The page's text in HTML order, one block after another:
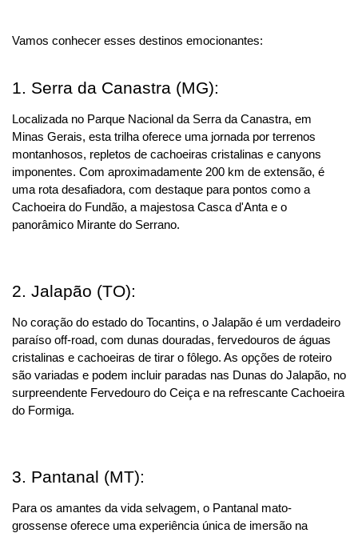
Vamos conhecer esses destinos emocionantes:
1. Serra da Canastra (MG):
Localizada no Parque Nacional da Serra da Canastra, em
Minas Gerais, esta trilha oferece uma jornada por terrenos
montanhosos, repletos de cachoeiras cristalinas e canyons
imponentes. Com aproximadamente 200 km de extensão, é
uma rota desafiadora, com destaque para pontos como a
Cachoeira do Fundão, a majestosa Casca d'Anta e o
panorâmico Mirante do Serrano.
2. Jalapão (TO):
No coração do estado do Tocantins, o Jalapão é um verdadeiro
paraíso off-road, com dunas douradas, fervedouros de águas
cristalinas e cachoeiras de tirar o fôlego. As opções de roteiro
são variadas e podem incluir paradas nas Dunas do Jalapão, no
surpreendente Fervedouro do Ceiça e na refrescante Cachoeira
do Formiga.
3. Pantanal (MT):
Para os amantes da vida selvagem, o Pantanal mato-
grossense oferece uma experiência única de imersão na